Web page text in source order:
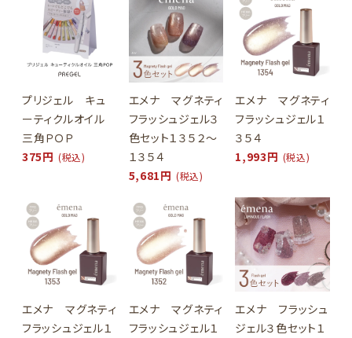
プリジェル キュ
ーティクルオイル
三角ＰＯＰ
375円 (税込)
エメナ マグネティ
フラッシュジェル３
色セット１３５２～
１３５４
5,681円 (税込)
エメナ マグネティ
フラッシュジェル１
３５４
1,993円 (税込)
エメナ マグネティ
フラッシュジェル１
エメナ マグネティ
フラッシュジェル１
エメナ フラッシュ
ジェル３色セット１